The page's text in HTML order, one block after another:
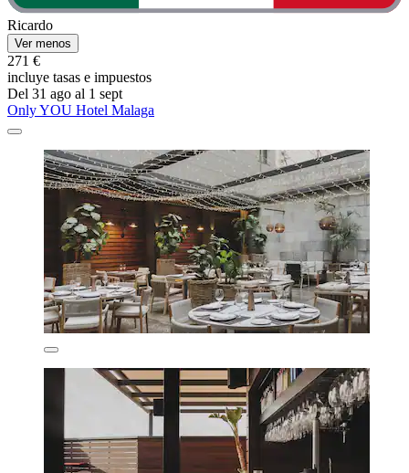
Ricardo
Ver menos
271 €
incluye tasas e impuestos
Del 31 ago al 1 sept
Only YOU Hotel Malaga